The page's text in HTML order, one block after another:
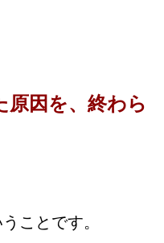
原因を、終わら
ことです。